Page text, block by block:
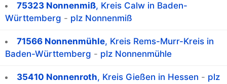
75323 Nonnenmiß, Kreis Calw in Baden-
Württemberg - plz Nonnenmiß
71566 Nonnenmühle, Kreis Rems-Murr-Kreis in
Baden-Württemberg - plz Nonnenmühle
35410 Nonnenroth, Kreis Gießen in Hessen - plz